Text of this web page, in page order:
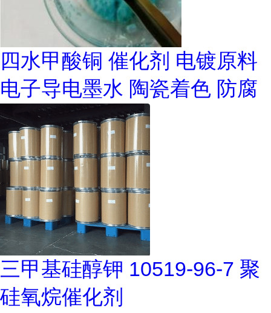
四水甲酸铜 催化剂 电镀原料
电子导电墨水 陶瓷着色 防腐
三甲基硅醇钾 10519-96-7 聚
硅氧烷催化剂